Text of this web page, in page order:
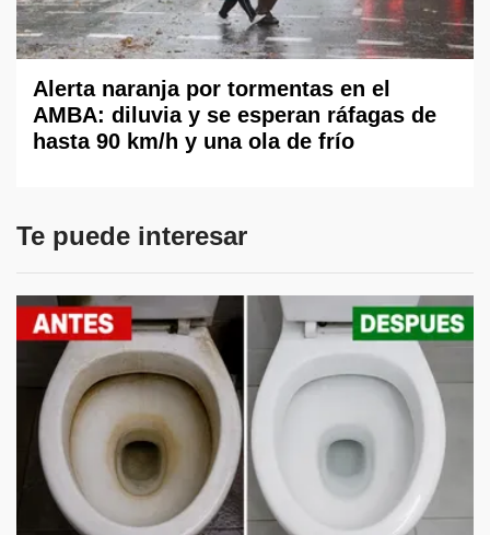
Alerta naranja por tormentas en el
AMBA: diluvia y se esperan ráfagas de
hasta 90 km/h y una ola de frío
Te puede interesar